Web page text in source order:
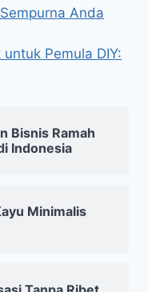
Anda
Pemula DIY:
Bisnis Ramah
Indonesia
Minimalis